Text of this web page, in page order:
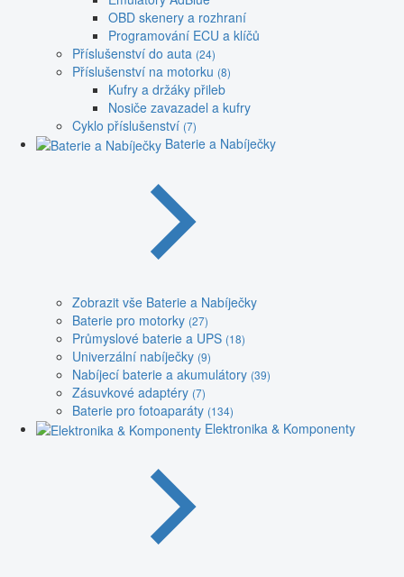
OBD skenery a rozhraní
Programování ECU a klíčů
Příslušenství do auta (24)
Příslušenství na motorku (8)
Kufry a držáky přileb
Nosiče zavazadel a kufry
Cyklo příslušenství (7)
Baterie a Nabíječky
Zobrazit vše Baterie a Nabíječky
Baterie pro motorky (27)
Průmyslové baterie a UPS (18)
Univerzální nabíječky (9)
Nabíjecí baterie a akumulátory (39)
Zásuvkové adaptéry (7)
Baterie pro fotoaparáty (134)
Elektronika & Komponenty